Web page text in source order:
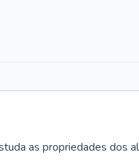
as propriedades dos